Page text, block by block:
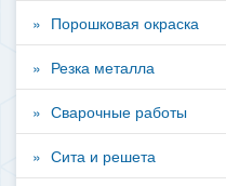
Порошковая окраска
Резка металла
Сварочные работы
Сита и решета